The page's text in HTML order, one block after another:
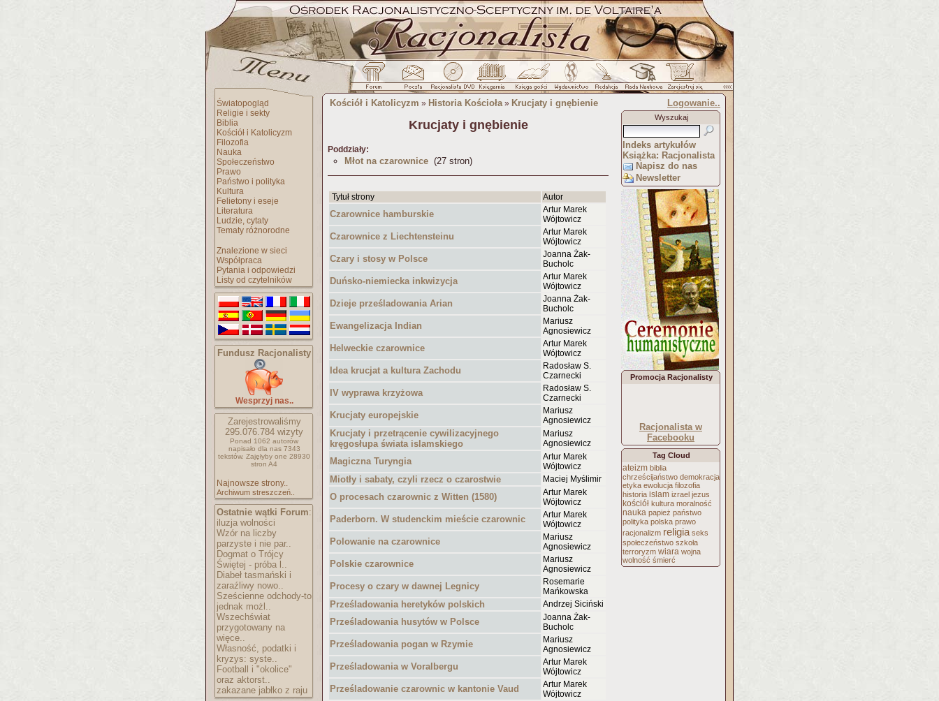
Światopogląd
Religie i sekty
Biblia
Kościół i Katolicyzm
Filozofia
Nauka
Społeczeństwo
Prawo
Państwo i polityka
Kultura
Felietony i eseje
Literatura
Ludzie, cytaty
Tematy różnorodne
Znalezione w sieci
Współpraca
Pytania i odpowiedzi
Listy od czytelników
Fundusz Racjonalisty
Wesprzyj nas..
Zarejestrowaliśmy
295.076.784 wizyty
Ponad 1062 autorów
napisało dla nas 7343
tekstów. Zajęłyby one 28930
stron A4
Najnowsze strony..
Archiwum streszczeń..
Ostatnie wątki Forum:
iluzja wolności
Wzór na liczby
parzyste i nie par..
Dogmat o Trójcy
Świętej - próba l..
Diabeł tasmański i
zaraźliwy nowo..
Sześcienne odchody-to
jednak możl..
Wszechświat
przygotowany na
więce..
Własność, podatki i
kryzys: syste..
Football i "okolice"
oraz aktorst..
zakazane jabłko z raju
Kościół i Katolicyzm » Historia Kościoła» Krucjaty i gnębienie
Krucjaty i gnębienie
Poddziały:
Młot na czarownice (27 stron)
Tytuł strony Autor
Czarownice hamburskie
Artur Marek
Wójtowicz
Czarownice z Liechtensteinu
Artur Marek
Wójtowicz
Czary i stosy w Polsce
Joanna Żak-
Bucholc
Duńsko-niemiecka inkwizycja
Artur Marek
Wójtowicz
Dzieje prześladowania Arian
Joanna Żak-
Bucholc
Ewangelizacja Indian
Mariusz
Agnosiewicz
Helweckie czarownice
Artur Marek
Wójtowicz
Idea krucjat a kultura Zachodu
Radosław S.
Czarnecki
IV wyprawa krzyżowa
Radosław S.
Czarnecki
Krucjaty europejskie
Mariusz
Agnosiewicz
Krucjaty i przetrącenie cywilizacyjnego
kręgosłupa świata islamskiego
Mariusz
Agnosiewicz
Magiczna Turyngia
Artur Marek
Wójtowicz
Miotły i sabaty, czyli rzecz o czarostwie Maciej Myślimir
O procesach czarownic z Witten (1580)
Artur Marek
Wójtowicz
Paderborn. W studenckim mieście czarownic
Artur Marek
Wójtowicz
Polowanie na czarownice
Mariusz
Agnosiewicz
Polskie czarownice
Mariusz
Agnosiewicz
Procesy o czary w dawnej Legnicy
Rosemarie
Mańkowska
Prześladowania heretyków polskich Andrzej Siciński
Prześladowania husytów w Polsce
Joanna Żak-
Bucholc
Prześladowania pogan w Rzymie
Mariusz
Agnosiewicz
Prześladowania w Voralbergu
Artur Marek
Wójtowicz
Prześladowanie czarownic w kantonie Vaud
Artur Marek
Wójtowicz
Logowanie..
Wyszukaj
Indeks artykułów
Książka: Racjonalista
Napisz do nas
Newsletter
Promocja Racjonalisty
Racjonalista w
Facebooku
Tag Cloud
ateizm biblia
chrześcijaństwo demokracja
etyka ewolucja filozofia
historia islam izrael jezus
kościół kultura moralność
nauka papież państwo
polityka polska prawo
racjonalizm religia seks
społeczeństwo szkoła
terroryzm wiara wojna
wolność śmierć